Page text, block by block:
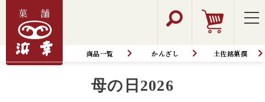
商品一覧 かんざし 土佐銘菓撰
HOME 商品一覧│オンラインショップ ギフト 母の日2026
母の日2026